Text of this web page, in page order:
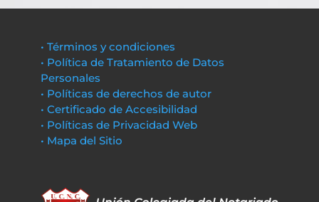
• Términos y condiciones
• Política de Tratamiento de Datos
Personales
• Políticas de derechos de autor
• Certificado de Accesibilidad
• Políticas de Privacidad Web
• Mapa del Sitio